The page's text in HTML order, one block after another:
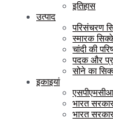
इतिहास
उत्पाद
परिसंचरण
स्मारक
चांदी की
पदक और
सोने का
इकाइयां
भारत
भारत